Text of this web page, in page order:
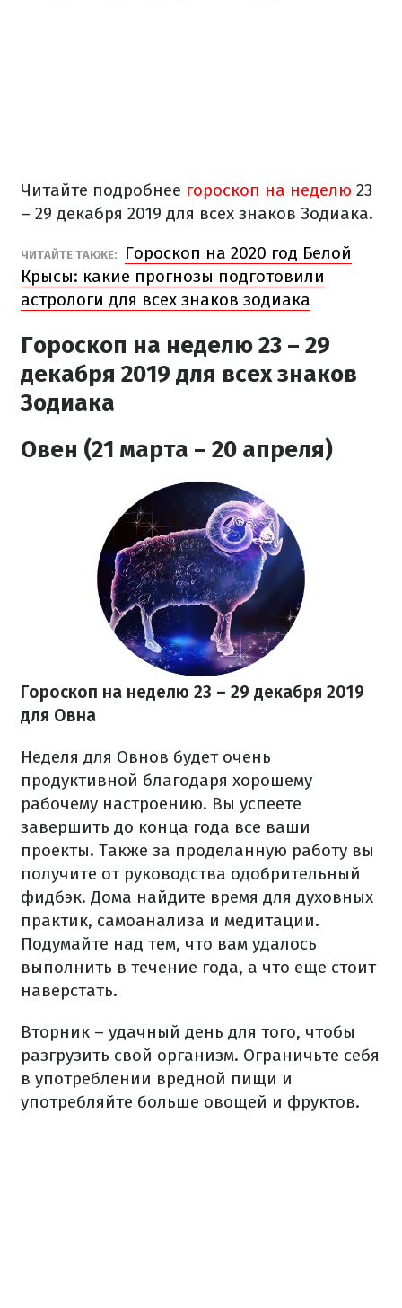
Читайте подробнее гороскоп на неделю 23
– 29 декабря 2019 для всех знаков Зодиака.
ЧИТАЙТЕ ТАКЖЕ:
Гороскоп на 2020 год Белой
Крысы: какие прогнозы подготовили
астрологи для всех знаков зодиака
Гороскоп на неделю 23 – 29
декабря 2019 для всех знаков
Зодиака
Овен (21 марта – 20 апреля)
Гороскоп на неделю 23 – 29 декабря 2019
для Овна
Неделя для Овнов будет очень
продуктивной благодаря хорошему
рабочему настроению. Вы успеете
завершить до конца года все ваши
проекты. Также за проделанную работу вы
получите от руководства одобрительный
фидбэк. Дома найдите время для духовных
практик, самоанализа и медитации.
Подумайте над тем, что вам удалось
выполнить в течение года, а что еще стоит
наверстать.
Вторник – удачный день для того, чтобы
разгрузить свой организм. Ограничьте себя
в употреблении вредной пищи и
употребляйте больше овощей и фруктов.